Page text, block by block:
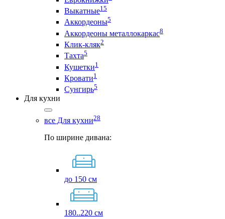
Выкатные15
Аккордеоны5
Аккордеоны металлокаркас8
Клик-кляк2
Тахта5
Кушетки1
Кровати1
Сунгирь5
Для кухни
все Для кухни28
По ширине дивана:
до 150 см
180..220 см